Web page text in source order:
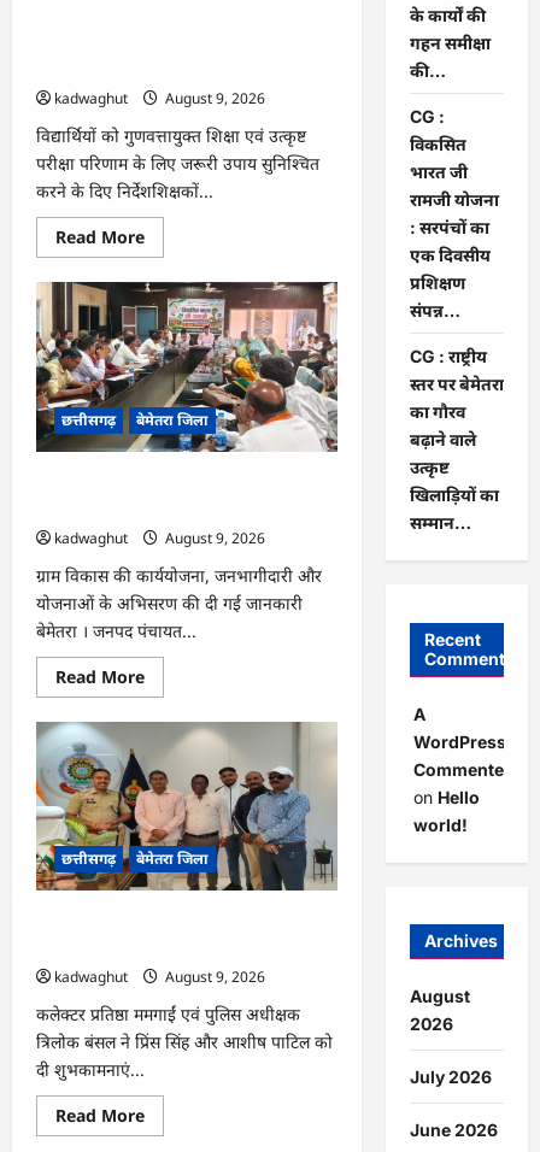
28000
राखियां…
kadwaghut
August 9, 2026
विद्यार्थियों को गुणवत्तायुक्त शिक्षा एवं उत्कृष्ट
परीक्षा परिणाम के लिए जरूरी उपाय सुनिश्चित
करने के दिए निर्देशशिक्षकों...
Read MoreRead
more
CG
:
कलेक्टर
ने
प्राचार्यों
एवं
शिक्षकों
की
बैठक
लेकर
शिक्षा
गहन
की…
छत्तीसगढ़ बेमेतरा जिला
kadwaghut
August 9, 2026
ग्राम विकास की कार्ययोजना, जनभागीदारी और
योजनाओं के अभिसरण की दी गई जानकारी
बेमेतरा । जनपद पंचायत...
Read MoreRead
more
CG
भारत
जी
रामजी
योजना
:
सरपंचों
का
एक
छत्तीसगढ़ बेमेतरा जिला
kadwaghut
August 9, 2026
कलेक्टर प्रतिष्ठा ममगाईं एवं पुलिस अधीक्षक
त्रिलोक बंसल ने प्रिंस सिंह और आशीष पाटिल को
दी शुभकामनाएं...
Read MoreRead
more
के कार्यों की
गहन समीक्षा
की…
CG :
विकसित
भारत जी
रामजी योजना
: सरपंचों का
एक दिवसीय
प्रशिक्षण
संपन्न…
CG : राष्ट्रीय
स्तर पर बेमेतरा
का गौरव
बढ़ाने वाले
उत्कृष्ट
खिलाड़ियों का
सम्मान…
Recent
Comments
A
WordPress
Commenter
on Hello
world!
Archives
August
2026
July 2026
June 2026